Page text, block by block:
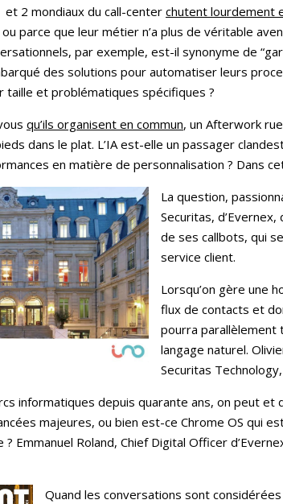
et 2 mondiaux du call-center chutent lourdement
parce que leur métier n’a plus de véritable
par exemple, est-il synonyme de
des solutions pour automatiser leurs
taille et problématiques spécifiques ?
qu’ils organisent en commun, un Afterwork
dans le plat. L’IA est-elle un passager
en matière de personnalisation ? Dans
La question,
Securitas, d’Evernex,
de ses callbots, qui
service client.
Lorsqu’on gère une
flux de contacts et
pourra parallèlement
langage naturel.
Securitas
informatiques depuis quarante ans, on peut
majeures, ou bien est-ce Chrome OS qui
Emmanuel Roland, Chief Digital Officer
Quand les conversations sont